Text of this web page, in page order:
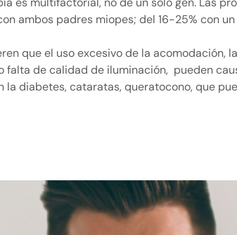
ambos padres miopes; del 16-25% con
que el uso excesivo de la acomodación,
falta de calidad de iluminación, pueden
la diabetes, cataratas, queratocono, que